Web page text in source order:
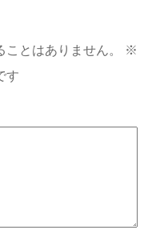
とはありません。
※
す